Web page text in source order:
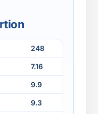
248
7.16
9.9
9.3